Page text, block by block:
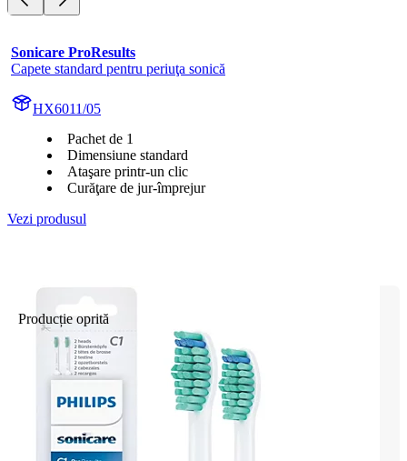
Sonicare ProResults
Capete standard pentru periuţa sonică
HX6011/05
Pachet de 1
Dimensiune standard
Ataşare printr-un clic
Curăţare de jur-împrejur
Vezi produsul
Producție oprită